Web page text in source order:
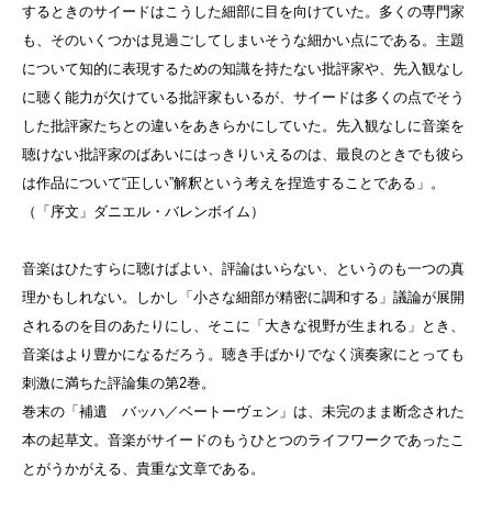
するときのサイードはこうした細部に目を向けていた。多くの専門家
も、そのいくつかは見過ごしてしまいそうな細かい点にである。主題
について知的に表現するための知識を持たない批評家や、先入観なし
に聴く能力が欠けている批評家もいるが、サイードは多くの点でそう
した批評家たちとの違いをあきらかにしていた。先入観なしに音楽を
聴けない批評家のばあいにはっきりいえるのは、最良のときでも彼ら
は作品について“正しい”解釈という考えを捏造することである」。
（「序文」ダニエル・バレンボイム）
音楽はひたすらに聴けばよい、評論はいらない、というのも一つの真
理かもしれない。しかし「小さな細部が精密に調和する」議論が展開
されるのを目のあたりにし、そこに「大きな視野が生まれる」とき、
音楽はより豊かになるだろう。聴き手ばかりでなく演奏家にとっても
刺激に満ちた評論集の第2巻。
巻末の「補遺 バッハ／ベートーヴェン」は、未完のまま断念された
本の起草文。音楽がサイードのもうひとつのライフワークであったこ
とがうかがえる、貴重な文章である。